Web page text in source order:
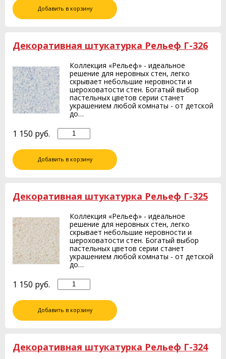
Добавить в корзину
Декоративная штукатурка Рельеф Г-326
Коллекция «Рельеф» - идеальное
решение для неровных стен, легко
скрывает небольшие неровности и
шероховатости стен. Богатый выбор
пастельных цветов серии станет
украшением любой комнаты - от детской
до…
1 150 руб.
Добавить в корзину
Декоративная штукатурка Рельеф Г-325
Коллекция «Рельеф» - идеальное
решение для неровных стен, легко
скрывает небольшие неровности и
шероховатости стен. Богатый выбор
пастельных цветов серии станет
украшением любой комнаты - от детской
до…
1 150 руб.
Добавить в корзину
Декоративная штукатурка Рельеф Г-324